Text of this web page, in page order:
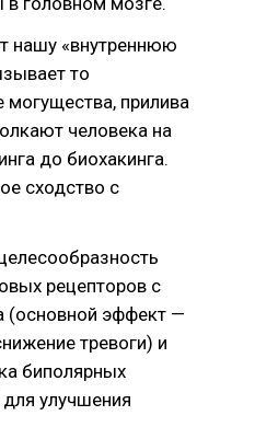
нашу «внутреннюю
то
прилива
человека на
до биохакинга.
сходство с
рецепторов с
эффект —
тревоги) и
биполярных
для улучшения